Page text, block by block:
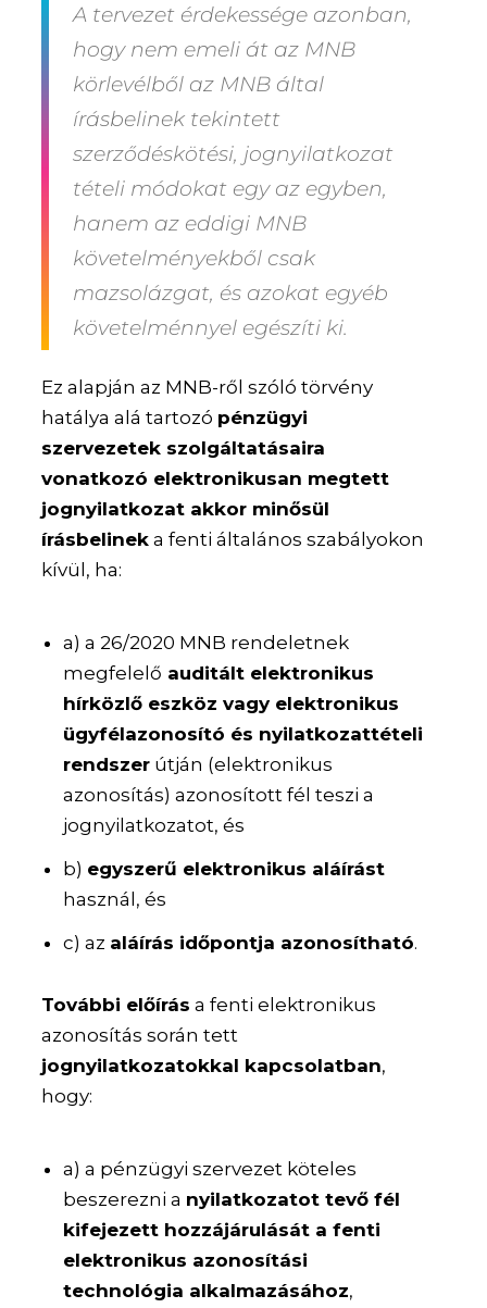
A tervezet érdekessége azonban,
hogy nem emeli át az MNB
körlevélből az MNB által
írásbelinek tekintett
szerződéskötési, jognyilatkozat
tételi módokat egy az egyben,
hanem az eddigi MNB
követelményekből csak
mazsolázgat, és azokat egyéb
követelménnyel egészíti ki.
Ez alapján az MNB-ről szóló törvény
hatálya alá tartozó pénzügyi
szervezetek szolgáltatásaira
vonatkozó elektronikusan megtett
jognyilatkozat akkor minősül
írásbelinek a fenti általános szabályokon
kívül, ha:
a) a 26/2020 MNB rendeletnek
megfelelő auditált elektronikus
hírközlő eszköz vagy elektronikus
ügyfélazonosító és nyilatkozattételi
rendszerútján (elektronikus
azonosítás) azonosított fél teszi a
jognyilatkozatot, és
b) egyszerű elektronikus aláírást
használ, és
c) az aláírás időpontja azonosítható.
További előírás a fenti elektronikus
azonosítás során tett
jognyilatkozatokkal kapcsolatban,
hogy:
a) a pénzügyi szervezet köteles
beszerezni a nyilatkozatot tevő fél
kifejezett hozzájárulását a fenti
elektronikus azonosítási
technológia alkalmazásához,